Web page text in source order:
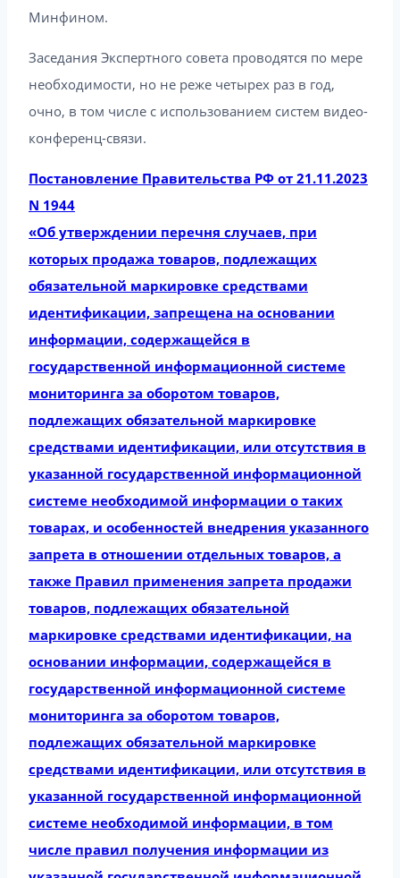
Минфином.
Заседания Экспертного совета проводятся по мере
необходимости, но не реже четырех раз в год,
очно, в том числе с использованием систем видео-
конференц-связи.
Постановление Правительства РФ от 21.11.2023
N 1944
«Об утверждении перечня случаев, при
которых продажа товаров, подлежащих
обязательной маркировке средствами
идентификации, запрещена на основании
информации, содержащейся в
государственной информационной системе
мониторинга за оборотом товаров,
подлежащих обязательной маркировке
средствами идентификации, или отсутствия в
указанной государственной информационной
системе необходимой информации о таких
товарах, и особенностей внедрения указанного
запрета в отношении отдельных товаров, а
также Правил применения запрета продажи
товаров, подлежащих обязательной
маркировке средствами идентификации, на
основании информации, содержащейся в
государственной информационной системе
мониторинга за оборотом товаров,
подлежащих обязательной маркировке
средствами идентификации, или отсутствия в
указанной государственной информационной
системе необходимой информации, в том
числе правил получения информации из